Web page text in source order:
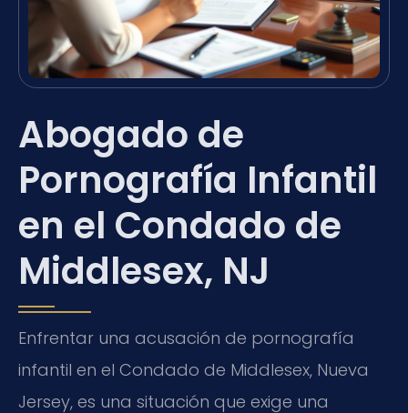
Abogado de
Pornografía Infantil
en el Condado de
Middlesex, NJ
Enfrentar una acusación de pornografía
infantil en el Condado de Middlesex, Nueva
Jersey, es una situación que exige una